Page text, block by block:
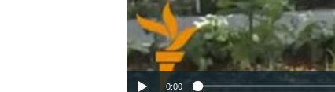
0:00